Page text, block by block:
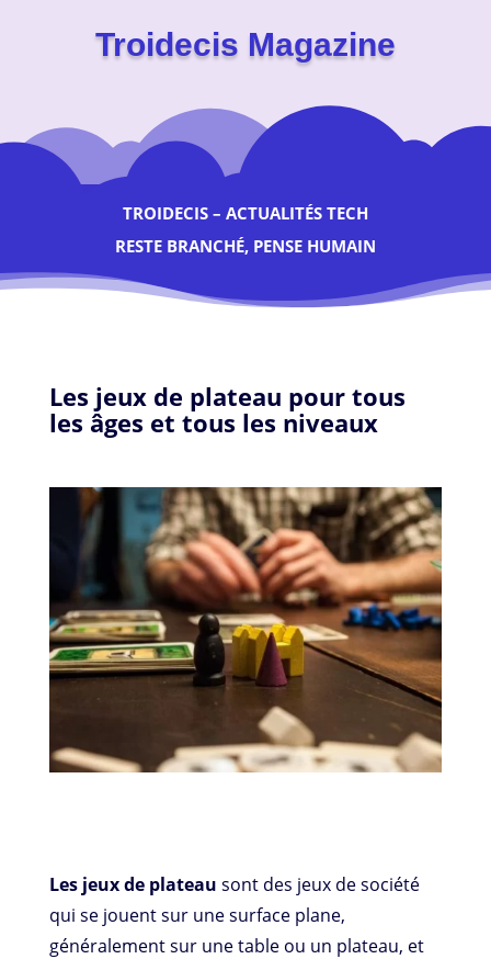
Troidecis Magazine
TROIDECIS – ACTUALITÉS TECH
RESTE BRANCHÉ, PENSE HUMAIN
Les jeux de plateau pour tous
les âges et tous les niveaux
Les jeux de plateau sont des jeux de société
qui se jouent sur une surface plane,
généralement sur une table ou un plateau, et